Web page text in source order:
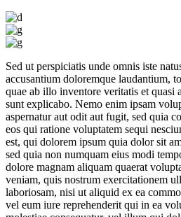
Sed ut perspiciatis unde omnis iste
accusantium doloremque laudantium,
quae ab illo inventore veritatis et quasi
sunt explicabo. Nemo enim ipsam
aspernatur aut odit aut fugit, sed quia
eos qui ratione voluptatem sequi
est, qui dolorem ipsum quia dolor sit
sed quia non numquam eius modi
dolore magnam aliquam quaerat
veniam, quis nostrum exercitationem
laboriosam, nisi ut aliquid ex ea
vel eum iure reprehenderit qui in ea